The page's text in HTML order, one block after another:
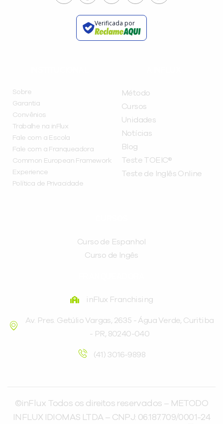
Verificada por
Sobre
Garantia
Convênios
Trabalhe na inFlux
Fale com a Escola
Fale com a Franqueadora
Common European Framework
Experience
Política de Privacidade
Método
Cursos
Unidades
Notícias
Blog
Teste TOEIC®
Teste de Inglês Online
Curso de Espanhol
Curso de Ingês
inFlux Franchising
Av. Pres. Getúlio Vargas, 2635 - Água Verde, Curitiba
- PR, 80240-040
(41) 3016-9898
©inFlux Todos os direitos reservados – METODO
INFLUX IDIOMAS LTDA – CNPJ: 06.187.709/0001-24